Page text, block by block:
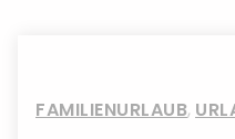
FAMILIENURLAUB,